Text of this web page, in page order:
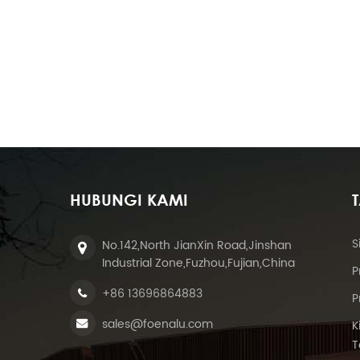
HUBUNGI KAMI
No.142,North JianXin Road,Jinshan
Industrial Zone,Fuzhou,Fujian,China
+86 13696864883
sales@foenalu.com